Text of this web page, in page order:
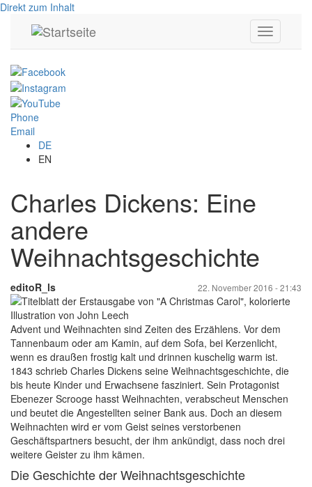
Direkt zum Inhalt
Toggle
navigation
Phone
Email
DE
EN
Charles Dickens: Eine
andere
Weihnachtsgeschichte
22. November 2016 - 21:43
editoR_ls
Advent und Weihnachten sind Zeiten des Erzählens. Vor dem
Tannenbaum oder am Kamin, auf dem Sofa, bei Kerzenlicht,
wenn es draußen frostig kalt und drinnen kuschelig warm ist.
1843 schrieb Charles Dickens seine Weihnachtsgeschichte, die
bis heute Kinder und Erwachsene fasziniert. Sein Protagonist
Ebenezer Scrooge hasst Weihnachten, verabscheut Menschen
und beutet die Angestellten seiner Bank aus. Doch an diesem
Weihnachten wird er vom Geist seines verstorbenen
Geschäftspartners besucht, der ihm ankündigt, dass noch drei
weitere Geister zu ihm kämen.
Die Geschichte der Weihnachtsgeschichte